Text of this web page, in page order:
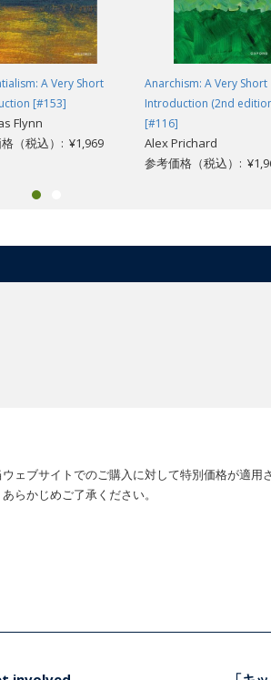
A Very Short
[#153]
Flynn
（税込）: ¥1,969
Anarchism: A Very Short
Introduction (2nd
[#116]
Alex Prichard
参考価格（税込）:
ェブサイトでのご購入に対して特別価格が適用
らかじめご了承ください。